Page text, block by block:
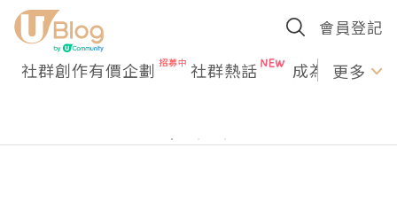
會員登記
社群創作有價企劃 社群熱話 成為U更多